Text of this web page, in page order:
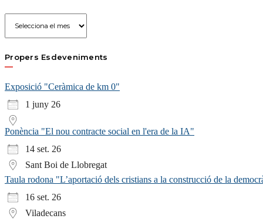
Propers Esdeveniments
Exposició "Ceràmica de km 0"
1 juny 26
Ponència "El nou contracte social en l'era de la IA"
14 set. 26
Sant Boi de Llobregat
Taula rodona "L’aportació dels cristians a la construcció de la
16 set. 26
Viladecans